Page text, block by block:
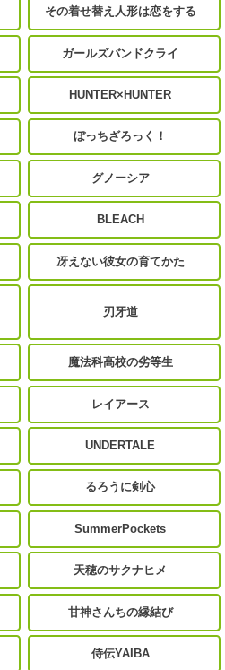
その着せ替え人形は恋をする
ガールズバンドクライ
HUNTER×HUNTER
ぼっちざろっく！
グノーシア
BLEACH
冴えない彼女の育てかた
刃牙道
魔法科高校の劣等生
レイアース
UNDERTALE
るろうに剣心
SummerPockets
天穂のサクナヒメ
甘神さんちの縁結び
侍伝YAIBA